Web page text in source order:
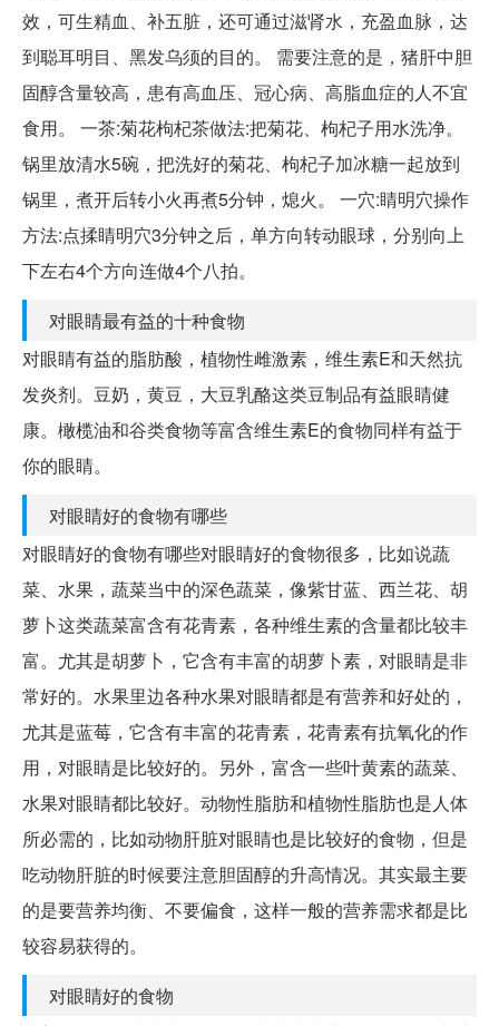
效，可生精血、补五脏，还可通过滋肾水，充盈血脉，达
到聪耳明目、黑发乌须的目的。 需要注意的是，猪肝中胆
固醇含量较高，患有高血压、冠心病、高脂血症的人不宜
食用。 一茶:菊花枸杞茶做法:把菊花、枸杞子用水洗净。
锅里放清水5碗，把洗好的菊花、枸杞子加冰糖一起放到
锅里，煮开后转小火再煮5分钟，熄火。 一穴:睛明穴操作
方法:点揉睛明穴3分钟之后，单方向转动眼球，分别向上
下左右4个方向连做4个八拍。
对眼睛最有益的十种食物
对眼睛有益的脂肪酸，植物性雌激素，维生素E和天然抗
发炎剂。豆奶，黄豆，大豆乳酪这类豆制品有益眼睛健
康。橄榄油和谷类食物等富含维生素E的食物同样有益于
你的眼睛。
对眼睛好的食物有哪些
对眼睛好的食物有哪些对眼睛好的食物很多，比如说蔬
菜、水果，蔬菜当中的深色蔬菜，像紫甘蓝、西兰花、胡
萝卜这类蔬菜富含有花青素，各种维生素的含量都比较丰
富。尤其是胡萝卜，它含有丰富的胡萝卜素，对眼睛是非
常好的。水果里边各种水果对眼睛都是有营养和好处的，
尤其是蓝莓，它含有丰富的花青素，花青素有抗氧化的作
用，对眼睛是比较好的。另外，富含一些叶黄素的蔬菜、
水果对眼睛都比较好。动物性脂肪和植物性脂肪也是人体
所必需的，比如动物肝脏对眼睛也是比较好的食物，但是
吃动物肝脏的时候要注意胆固醇的升高情况。其实最主要
的是要营养均衡、不要偏食，这样一般的营养需求都是比
较容易获得的。
对眼睛好的食物